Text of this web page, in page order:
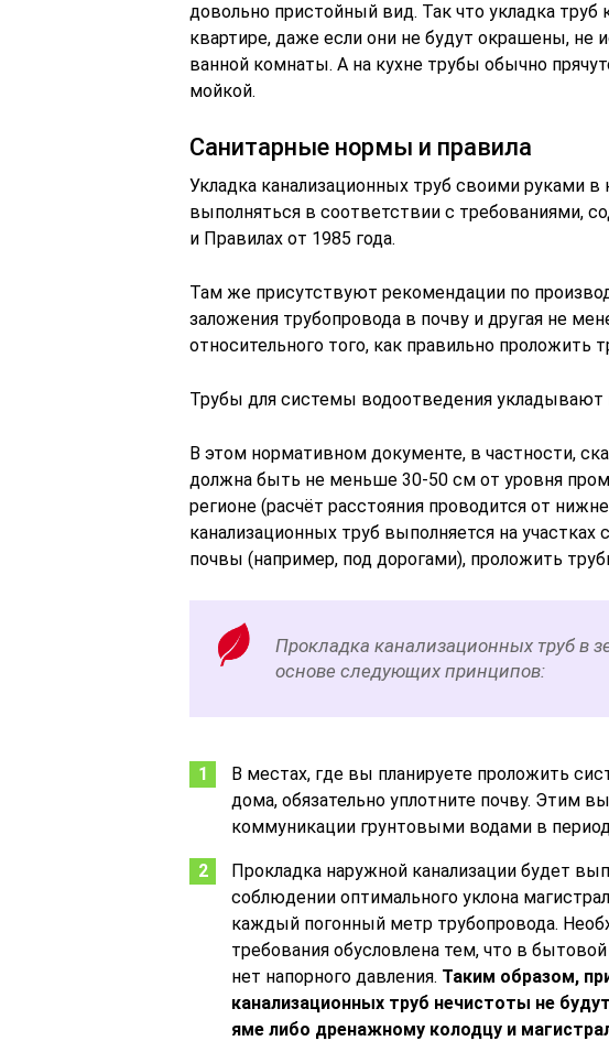
довольно пристойный вид. Так что укладка труб
квартире, даже если они не будут окрашены, не
ванной комнаты. А на кухне трубы обычно
мойкой.
Санитарные нормы и правила
Укладка канализационных труб своими руками
выполняться в соответствии с требованиями,
и Правилах от 1985 года.
Там же присутствуют рекомендации по
заложения трубопровода в почву и другая не
относительного того, как правильно проложить
Трубы для системы водоотведения укладывают
В этом нормативном документе, в частности,
должна быть не меньше 30-50 см от уровня
регионе (расчёт расстояния проводится от
канализационных труб выполняется на участках
почвы (например, под дорогами), проложить
Прокладка канализационных труб в
основе следующих принципов:
В местах, где вы планируете проложить
дома, обязательно уплотните почву. Этим
коммуникации грунтовыми водами в
Прокладка наружной канализации будет
соблюдении оптимального уклона
каждый погонный метр трубопровода.
требования обусловлена тем, что в
нет напорного давления. Таким образом,
канализационных труб нечистоты не
яме либо дренажному колодцу и